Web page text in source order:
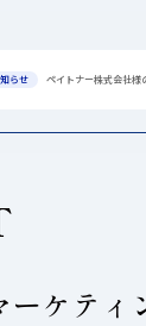
らせ ペイトナー株式会社様
ケティ